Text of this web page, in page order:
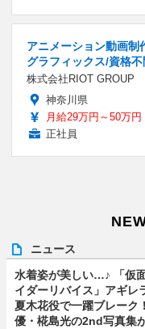
アニメーション動画制
グラフィックス/資格
株式会社RIOT GROUP
神奈川県
月給29万円～50万円
正社員
ニュース
水着姿が美しい…♪ 「仮
イダーリバイス」アギレ
夏木花役で一躍ブレーク
優・椛島光の2nd写真集